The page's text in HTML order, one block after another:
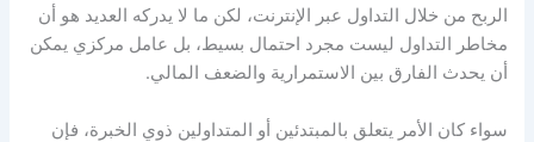
الربح من خلال التداول عبر الإنترنت، لكن ما لا يدركه العديد هو أن
مخاطر التداول ليست مجرد احتمال بسيط، بل عامل مركزي يمكن
أن يحدث الفارق بين الاستمرارية والضعف المالي.
سواء كان الأمر يتعلق بالمبتدئين أو المتداولين ذوي الخبرة، فإن